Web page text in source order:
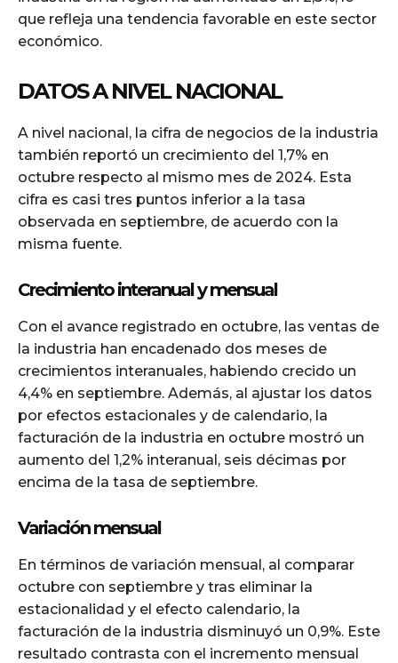
que refleja una tendencia favorable en este sector
económico.
DATOS A NIVEL NACIONAL
A nivel nacional, la cifra de negocios de la industria
también reportó un crecimiento del 1,7% en
octubre respecto al mismo mes de 2024. Esta
cifra es casi tres puntos inferior a la tasa
observada en septiembre, de acuerdo con la
misma fuente.
Crecimiento interanual y mensual
Con el avance registrado en octubre, las ventas de
la industria han encadenado dos meses de
crecimientos interanuales, habiendo crecido un
4,4% en septiembre. Además, al ajustar los datos
por efectos estacionales y de calendario, la
facturación de la industria en octubre mostró un
aumento del 1,2% interanual, seis décimas por
encima de la tasa de septiembre.
Variación mensual
En términos de variación mensual, al comparar
octubre con septiembre y tras eliminar la
estacionalidad y el efecto calendario, la
facturación de la industria disminuyó un 0,9%. Este
resultado contrasta con el incremento mensual